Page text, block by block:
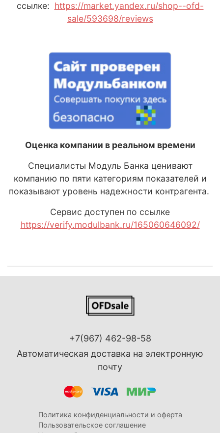
ссылке: https://market.yandex.ru/shop--ofd-
sale/593698/reviews
Оценка компании в реальном времени
Специалисты Модуль Банка ценивают
компанию по пяти категориям показателей и
показывают уровень надежности контрагента.
Сервис доступен по ссылке
https://verify.modulbank.ru/165060646092/
+7(967) 462-98-58
Автоматическая доставка на электронную
почту
Политика конфиденциальности и оферта
Пользовательское соглашение